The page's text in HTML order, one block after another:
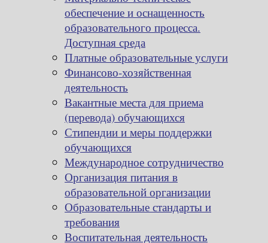
обеспечение и оснащенность
образовательного процесса.
Доступная среда
Платные образовательные услуги
Финансово-хозяйственная
деятельность
Вакантные места для приема
(перевода) обучающихся
Стипендии и меры поддержки
обучающихся
Международное сотрудничество
Организация питания в
образовательной организации
Образовательные стандарты и
требования
Воспитательная деятельность